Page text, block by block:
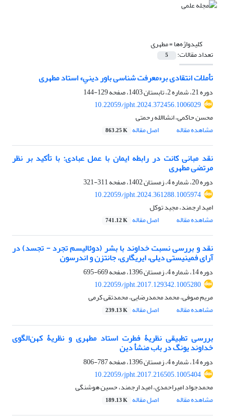
کلیدواژه‌ها =مطهری
تعداد مقالات: 5
تأملات انتقادی بر«معرفت شناسی باور دینیِ» استاد مطهری
دوره 21، شماره 2، تابستان 1403، صفحه
129-144
10.22059/jpht.2024.372456.1006029
محسن حاکمی، انشاالله رحمتی
مشاهده مقاله
اصل مقاله 863.25 K
نقد مبانی کانت در رابطه ایمان با عمل عبادی: با تأکید بر نظر
مرتضی مطهری
دوره 20، شماره 4، زمستان 1402، صفحه
311-321
10.22059/jpht.2024.361288.1005974
امید ارجمند، مجید توکل
مشاهده مقاله
اصل مقاله 741.12 K
نقد و بررسی نسبت خداوند با بشر (دوئالیسم تجرد - تجسد) در
آرای فمینیستی دیلی، ایریگاری، جانتزن و اندرسون
دوره 14، شماره 4، زمستان 1396، صفحه
669-695
10.22059/jpht.2017.129342.1005280
مریم صوفی، محمد محمدرضایی، محمدتقی کرمی
مشاهده مقاله
اصل مقاله 239.13 K
بررسی تطبیقی نظریۀ فطرت استاد مطهری و نظریۀ کهن‌الگوی
خداوند یونگ در باب منشأ دین
دوره 14، شماره 4، زمستان 1396، صفحه
787-806
10.22059/jpht.2017.216505.1005404
محمدجواد امیراحمدی، امید ارجمند، حسین هوشنگی
مشاهده مقاله
اصل مقاله 189.13 K